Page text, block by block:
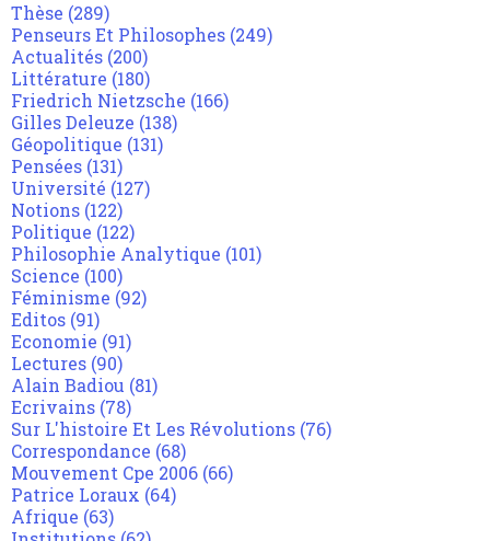
Thèse (289)
Penseurs Et Philosophes (249)
Actualités (200)
Littérature (180)
Friedrich Nietzsche (166)
Gilles Deleuze (138)
Géopolitique (131)
Pensées (131)
Université (127)
Notions (122)
Politique (122)
Philosophie Analytique (101)
Science (100)
Féminisme (92)
Editos (91)
Economie (91)
Lectures (90)
Alain Badiou (81)
Ecrivains (78)
Sur L'histoire Et Les Révolutions (76)
Correspondance (68)
Mouvement Cpe 2006 (66)
Patrice Loraux (64)
Afrique (63)